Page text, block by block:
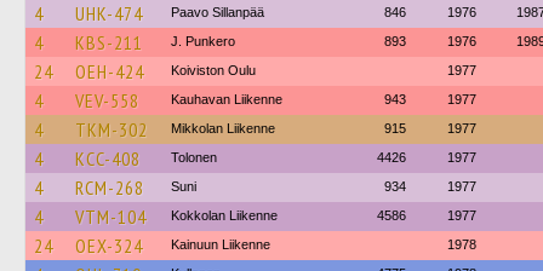
4 UHK-474 Paavo Sillanpää 846 1976
4 KBS-211 J. Punkero 893 1976
24 OEH-424 Koiviston Oulu 1977
4 VEV-558 Kauhavan Liikenne 943 1977
4 TKM-302 Mikkolan Liikenne 915 1977
4 KCC-408 Tolonen 4426 1977
4 RCM-268 Suni 934 1977
4 VTM-104 Kokkolan Liikenne 4586 1977
24 OEX-324 Kainuun Liikenne 1978